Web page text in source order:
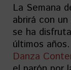
La Semana
abrirá con
se ha
últimos
Danza